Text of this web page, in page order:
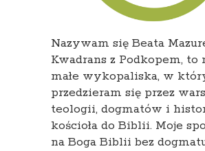
Nazywam się Beata
Kwadrans z Podkopem, to
małe wykopaliska, w
przedzieram się przez
teologii, dogmatów i
kościoła do Biblii. Moje
na Boga Biblii bez